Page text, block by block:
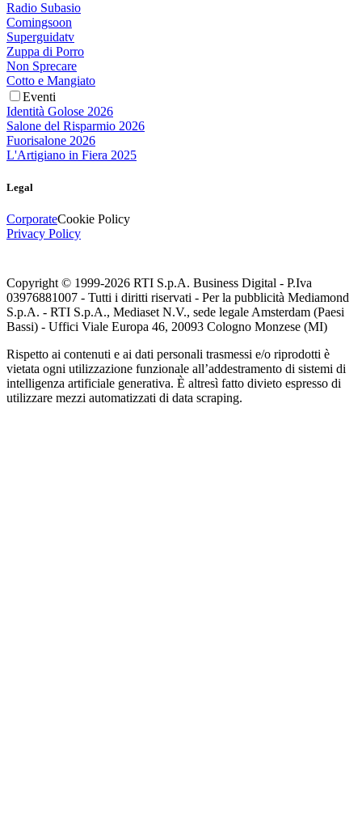
Radio Subasio
Comingsoon
Superguidatv
Zuppa di Porro
Non Sprecare
Cotto e Mangiato
Eventi
Identità Golose 2026
Salone del Risparmio 2026
Fuorisalone 2026
L'Artigiano in Fiera 2025
Legal
CorporateCookie Policy
Privacy Policy
Copyright © 1999-2026 RTI S.p.A. Business Digital - P.Iva
03976881007 - Tutti i diritti riservati - Per la pubblicità Mediamond
S.p.A. - RTI S.p.A., Mediaset N.V., sede legale Amsterdam (Paesi
Bassi) - Uffici Viale Europa 46, 20093 Cologno Monzese (MI)
Rispetto ai contenuti e ai dati personali trasmessi e/o riprodotti è
vietata ogni utilizzazione funzionale all’addestramento di sistemi di
intelligenza artificiale generativa. È altresì fatto divieto espresso di
utilizzare mezzi automatizzati di data scraping.